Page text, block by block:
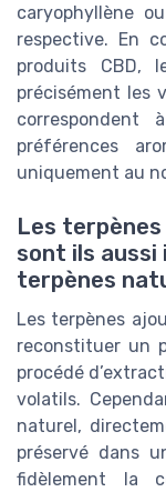
caryophyllène
respective. En
produits CBD,
précisément les
préférences
uniquement au
Les
sont ils
terpènes
Les terpènes
reconstituer un
procédé
volatils.
naturel,
préservé dans
fidèlement la